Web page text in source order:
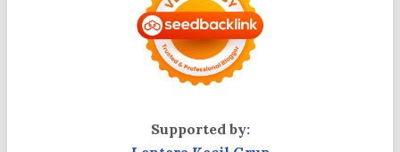
Supported by: